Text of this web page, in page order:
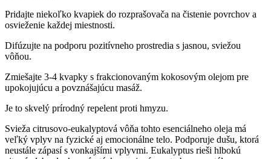
Pridajte niekoľko kvapiek do rozprašovača na čistenie povrchov a
osvieženie každej miestnosti.
Difúzujte na podporu pozitívneho prostredia s jasnou, sviežou
vôňou.
Zmiešajte 3-4 kvapky s frakcionovaným kokosovým olejom pre
upokojujúcu a povznášajúcu masáž.
Je to skvelý prírodný repelent proti hmyzu.
Svieža citrusovo-eukalyptová vôňa tohto esenciálneho oleja má
veľký vplyv na fyzické aj emocionálne telo. Podporuje dušu, ktorá
neustále zápasí s vonkajšími vplyvmi. Eukalyptus rieši hlbokú